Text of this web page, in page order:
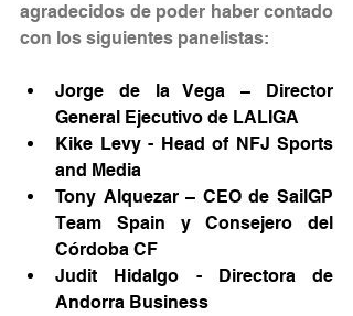
agradecidos de poder haber contado
con los siguientes panelistas:
Jorge de la Vega – Director
General Ejecutivo de LALIGA
Kike Levy - Head of NFJ Sports
and Media
Tony Alquezar – CEO de SailGP
Team Spain y Consejero del
Córdoba CF
Judit Hidalgo - Directora de
Andorra Business